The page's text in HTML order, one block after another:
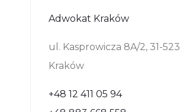
Adwokat Kraków
ul. Kasprowicza 8A/2, 31-523
Kraków
+48 12 411 05 94